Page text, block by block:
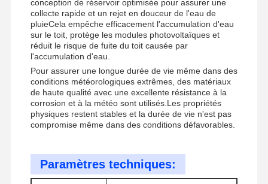
conception de réservoir optimisée pour assurer une
collecte rapide et un rejet en douceur de l'eau de
pluieCela empêche efficacement l'accumulation d'eau
sur le toit, protège les modules photovoltaïques et
réduit le risque de fuite du toit causée par
l'accumulation d'eau.
Pour assurer une longue durée de vie même dans des
conditions météorologiques extrêmes, des matériaux
de haute qualité avec une excellente résistance à la
corrosion et à la météo sont utilisés.Les propriétés
physiques restent stables et la durée de vie n'est pas
compromise même dans des conditions défavorables.
Paramètres techniques: